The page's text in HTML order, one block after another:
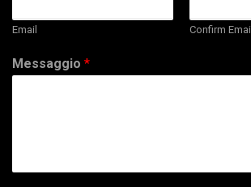
Email Confirm Email
Messaggio *